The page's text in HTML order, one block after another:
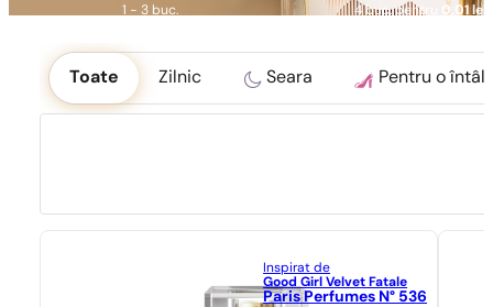
1 - 3 buc. 4 buc. pentru 0,01 lei!
Okoliczność
Toate Zilnic Seara Pentru o
Inspirat de
Good Girl Velvet Fatale
Paris Perfumes N° 536